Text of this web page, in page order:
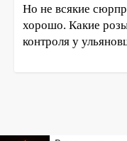
Но не всякие
хорошо. Какие
контроля у